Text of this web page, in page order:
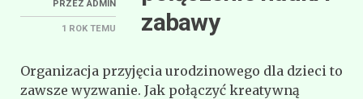
PRZEZADMIN
1 ROK TEMU
zabawy
Organizacja przyjęcia urodzinowego dla dzieci to
zawsze wyzwanie. Jak połączyć kreatywną